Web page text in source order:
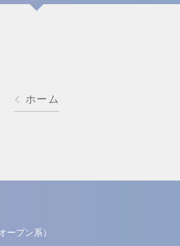
ホーム
ープン系）